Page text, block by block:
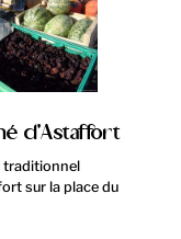
d'Astaffort
traditionnel
sur la place du